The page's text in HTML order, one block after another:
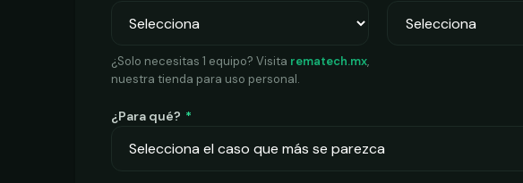
¿Solo necesitas 1 equipo? Visita rematech.mx,
nuestra tienda para uso personal.
¿Para qué? *